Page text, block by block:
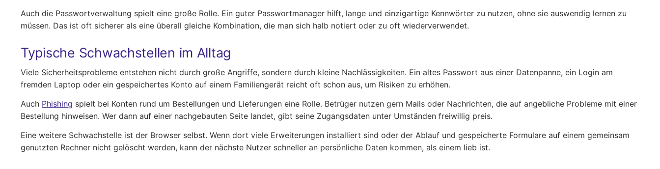
Auch die Passwortverwaltung spielt eine große Rolle. Ein guter Passwortmanager hilft, lange und einzigartige Kennwörter zu nutzen, ohne sie auswendig lernen zu
müssen. Das ist oft sicherer als eine überall gleiche Kombination, die man sich halb notiert oder zu oft wiederverwendet.
Typische Schwachstellen im Alltag
Viele Sicherheitsprobleme entstehen nicht durch große Angriffe, sondern durch kleine Nachlässigkeiten. Ein altes Passwort aus einer Datenpanne, ein Login am
fremden Laptop oder ein gespeichertes Konto auf einem Familiengerät reicht oft schon aus, um Risiken zu erhöhen.
Auch Phishing spielt bei Konten rund um Bestellungen und Lieferungen eine Rolle. Betrüger nutzen gern Mails oder Nachrichten, die auf angebliche Probleme mit einer
Bestellung hinweisen. Wer dann auf einer nachgebauten Seite landet, gibt seine Zugangsdaten unter Umständen freiwillig preis.
Eine weitere Schwachstelle ist der Browser selbst. Wenn dort viele Erweiterungen installiert sind oder der Ablauf und gespeicherte Formulare auf einem gemeinsam
genutzten Rechner nicht gelöscht werden, kann der nächste Nutzer schneller an persönliche Daten kommen, als einem lieb ist.